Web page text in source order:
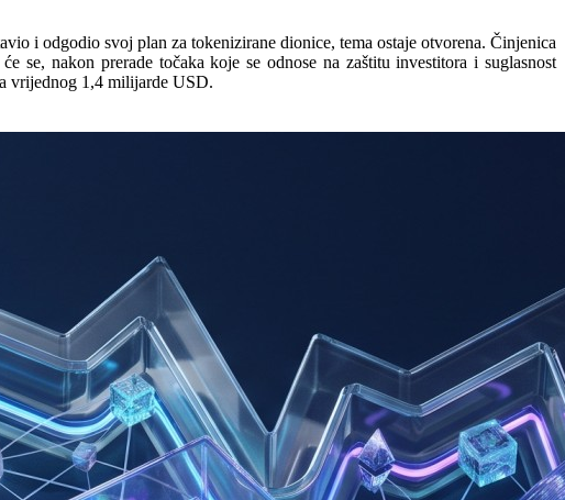
i odgodio svoj plan za tokenizirane dionice, tema ostaje otvorena. Činjenica
se, nakon prerade točaka koje se odnose na zaštitu investitora i suglasnost
vrijednog 1,4 milijarde USD.